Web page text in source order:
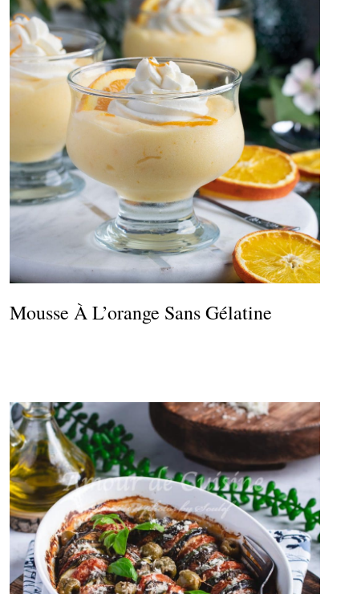
Mousse À L’orange Sans Gélatine